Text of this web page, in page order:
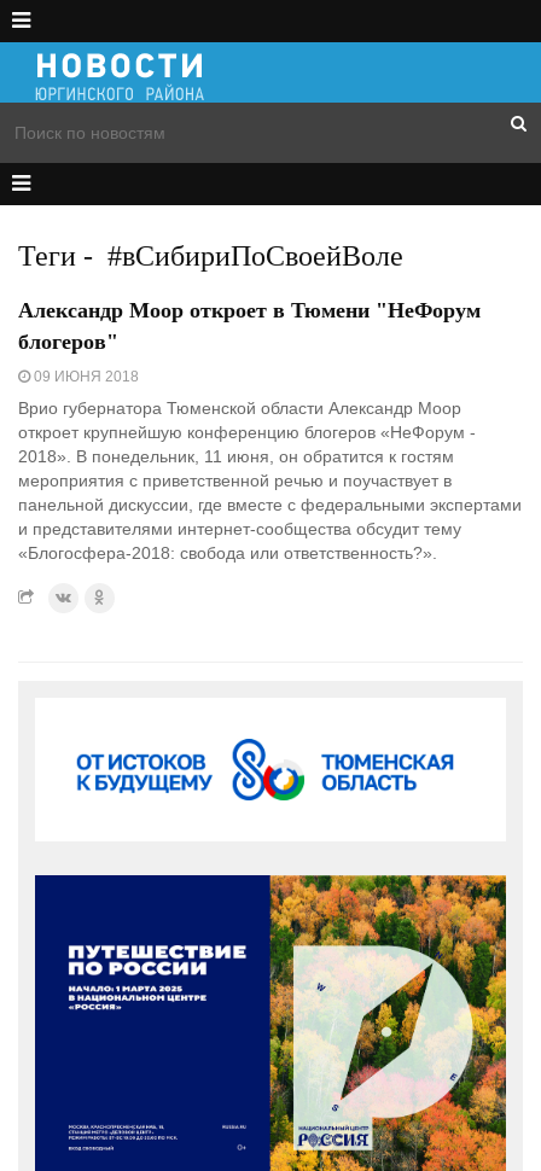
Теги - #вСибириПоСвоейВоле
Александр Моор откроет в Тюмени "НеФорум
блогеров"
09 ИЮНЯ 2018
Врио губернатора Тюменской области Александр Моор
откроет крупнейшую конференцию блогеров «НеФорум -
2018». В понедельник, 11 июня, он обратится к гостям
мероприятия с приветственной речью и поучаствует в
панельной дискуссии, где вместе с федеральными экспертами
и представителями интернет-сообщества обсудит тему
«Блогосфера-2018: свобода или ответственность?».